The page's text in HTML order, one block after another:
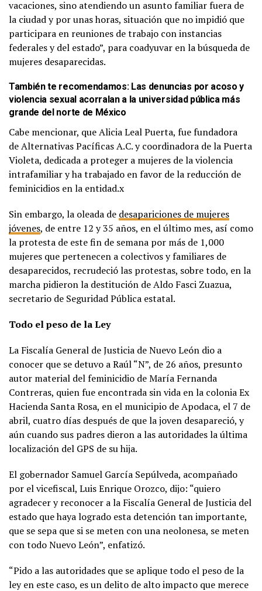
vacaciones, sino atendiendo un asunto familiar fuera de
la ciudad y por unas horas, situación que no impidió que
participara en reuniones de trabajo con instancias
federales y del estado”, para coadyuvar en la búsqueda de
mujeres desaparecidas.
También te recomendamos: Las denuncias por acoso y
violencia sexual acorralan a la universidad pública más
grande del norte de México
Cabe mencionar, que Alicia Leal Puerta, fue fundadora
de Alternativas Pacíficas A.C. y coordinadora de la Puerta
Violeta, dedicada a proteger a mujeres de la violencia
intrafamiliar y ha trabajado en favor de la reducción de
feminicidios en la entidad.x
Sin embargo, la oleada de desapariciones de mujeres
jóvenes, de entre 12 y 35 años, en el último mes, así como
la protesta de este fin de semana por más de 1,000
mujeres que pertenecen a colectivos y familiares de
desaparecidos, recrudeció las protestas, sobre todo, en la
marcha pidieron la destitución de Aldo Fasci Zuazua,
secretario de Seguridad Pública estatal.
Todo el peso de la Ley
La Fiscalía General de Justicia de Nuevo León dio a
conocer que se detuvo a Raúl “N”, de 26 años, presunto
autor material del feminicidio de María Fernanda
Contreras, quien fue encontrada sin vida en la colonia Ex
Hacienda Santa Rosa, en el municipio de Apodaca, el 7 de
abril, cuatro días después de que la joven desapareció, y
aún cuando sus padres dieron a las autoridades la última
localización del GPS de su hija.
El gobernador Samuel García Sepúlveda, acompañado
por el vicefiscal, Luis Enrique Orozco, dijo: “quiero
agradecer y reconocer a la Fiscalía General de Justicia del
estado que haya logrado esta detención tan importante,
que se sepa que si se meten con una neolonesa, se meten
con todo Nuevo León”, enfatizó.
“Pido a las autoridades que se aplique todo el peso de la
ley en este caso, es un delito de alto impacto que merece